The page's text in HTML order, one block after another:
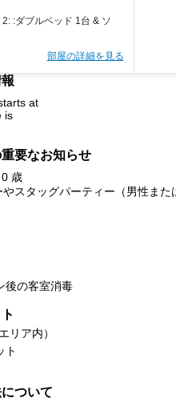
:ダブルベッド 1台 & ソ
部屋の詳細を見る
at
is
要なお知らせ
歳
スタッグパーティー（男性ま
後の客室消毒
リア内）
ト
ついて